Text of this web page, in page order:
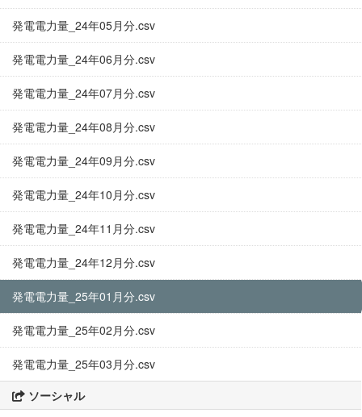
発電電力量_24年05月分.csv
発電電力量_24年06月分.csv
発電電力量_24年07月分.csv
発電電力量_24年08月分.csv
発電電力量_24年09月分.csv
発電電力量_24年10月分.csv
発電電力量_24年11月分.csv
発電電力量_24年12月分.csv
発電電力量_25年01月分.csv
発電電力量_25年02月分.csv
発電電力量_25年03月分.csv
ソーシャル